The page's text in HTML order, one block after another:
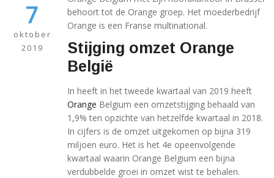
7
oktober
2019
behoort tot de Orange groep. Het moederbedrijf
Orange is een Franse multinational.
Stijging omzet Orange
België
In heeft in het tweede kwartaal van 2019 heeft
Orange Belgium een omzetstijging behaald van
1,9% ten opzichte van hetzelfde kwartaal in 2018.
In cijfers is de omzet uitgekomen op bijna 319
miljoen euro. Het is het 4e opeenvolgende
kwartaal waarin Orange Belgium een bijna
verdubbelde groei in omzet wist te behalen.